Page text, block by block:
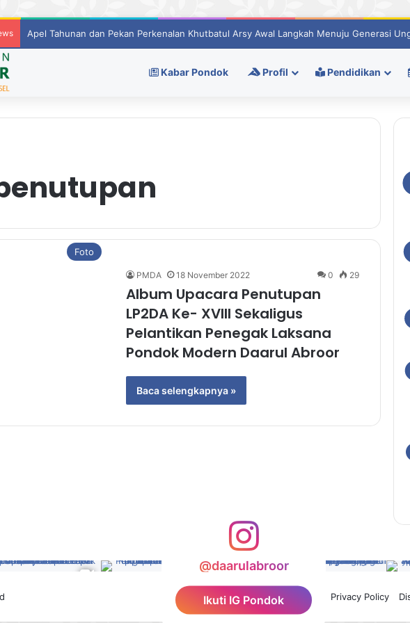
Apel Tahunan dan Pekan Perkenalan Khutbatul Arsy Awal Langkah Menuju Generasi
Kabar Pondok Profil Pendidikan
Foto
PMDA 18 November 2022 0 29
Album Upacara Penutupan
LP2DA Ke- XVIII Sekaligus
Pelantikan Penegak Laksana
Pondok Modern Daarul Abroor
Baca selengkapnya »
@daarulabroor
Ikuti IG Pondok Privacy Policy
Facebook
YouTubeInstagram
TikTok